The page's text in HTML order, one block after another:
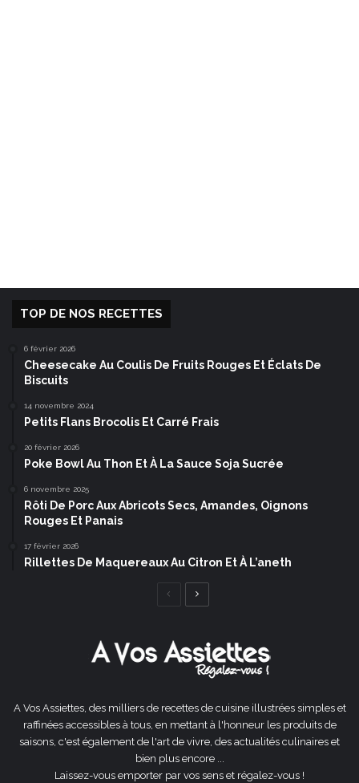
TOP DE NOS RECETTES
6 février 2026
Cheesecake Au Coulis De Fruits Rouges Et Éclats De
Biscuits
14 novembre 2024
Petits Flans Brocolis Et Carré Frais
20 février 2026
Poke Bowl Au Thon Et À La Sauce Soja Sucrée
6 novembre 2025
Rôti De Porc Aux Abricots Secs, Amandes, Oignons
Rouges Et Panais
17 février 2026
Rillettes De Maquereaux Au Citron Et À L’aneth
Page
A Vos Assiettes, des milliers de recettes de cuisine illustrées simples et
raffinées accessibles à tous, en mettant à l'honneur les produits de
saisons, c'est également de l'art de vivre, des actualités culinaires et
bien plus encore ...
Laissez-vous emporter par vos sens et régalez-vous !